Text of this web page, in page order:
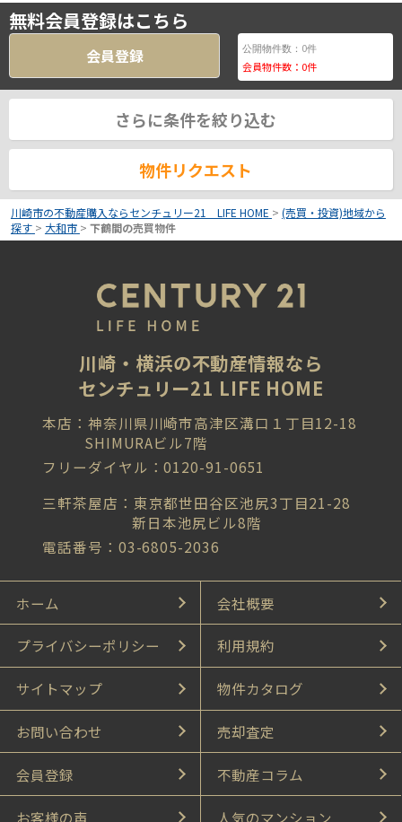
無料会員登録はこちら
会員登録 公開物件数： 0件
会員物件数： 0件
さらに条件を絞り込む
物件リクエスト
川崎市の不動産購入ならセンチュリー21 LIFE HOME > (売買・投資)地域から
探す > 大和市 > 下鶴間の売買物件
川崎・横浜の不動産情報なら
センチュリー21 LIFE HOME
本店：神奈川県川崎市高津区溝口１丁目12-18
SHIMURAビル7階
フリーダイヤル：0120-91-0651
三軒茶屋店：東京都世田谷区池尻3丁目21-28
新日本池尻ビル8階
電話番号：03-6805-2036
ホーム 会社概要
プライバシーポリシー 利用規約
サイトマップ 物件カタログ
お問い合わせ 売却査定
会員登録 不動産コラム
お客様の声 人気のマンション